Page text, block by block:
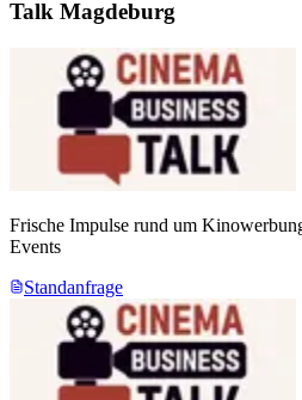
Talk Magdeburg
Frische Impulse rund um
Events
Standanfrage